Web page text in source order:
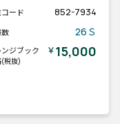
ード 852-7934
数 26Ｓ
ジブック
(税抜)
￥15,000